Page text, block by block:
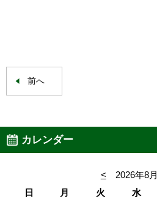
前へ
カレンダー
< 2026年8月
日
月 火 水